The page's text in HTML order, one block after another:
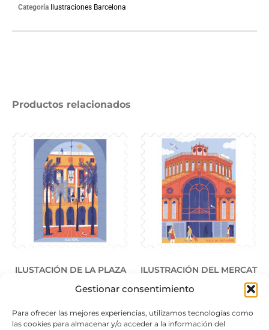
Gestionar consentimiento
Para ofrecer las mejores experiencias, utilizamos tecnologías como
las cookies para almacenar y/o acceder a la información del
Productos relacionados
ILUSTACIÓN DE LA PLAZA
REAL
ILUSTRACIÓN DEL MERCAT
DE SANT ANTONI
Categoría Ilustraciones Barcelona